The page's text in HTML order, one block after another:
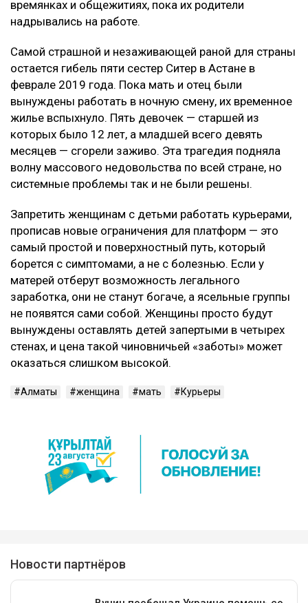
времянках и общежитиях, пока их родители
надрывались на работе.
Самой страшной и незаживающей раной для страны
остается гибель пяти сестер Ситер в Астане в
феврале 2019 года. Пока мать и отец были
вынуждены работать в ночную смену, их временное
жилье вспыхнуло. Пять девочек — старшей из
которых было 12 лет, а младшей всего девять
месяцев — сгорели заживо. Эта трагедия подняла
волну массового недовольства по всей стране, но
системные проблемы так и не были решены.
Запретить женщинам с детьми работать курьерами,
прописав новые ограничения для платформ — это
самый простой и поверхностный путь, который
борется с симптомами, а не с болезнью. Если у
матерей отберут возможность легального
заработка, они не станут богаче, а ясельные группы
не появятся сами собой. Женщины просто будут
вынуждены оставлять детей запертыми в четырех
стенах, и цена такой чиновничьей «заботы» может
оказаться слишком высокой.
Алматы женщина мать Курьеры